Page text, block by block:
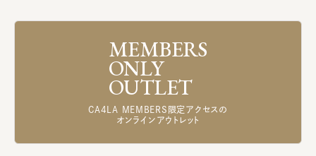
MEMBERS
ONLY
OUTLET
CA4LA MEMBERS限定アクセスの
オンラインアウトレット